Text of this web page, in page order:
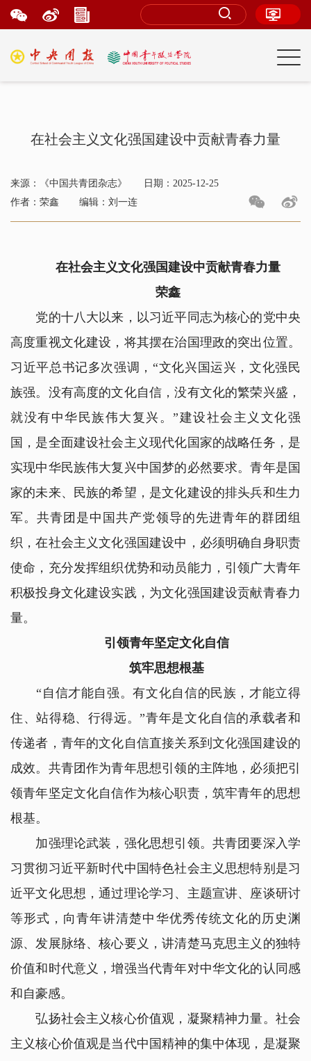
在社会主义文化强国建设中贡献青春力量
来源：《中国共青团杂志》
日期：2025-12-25
作者：荣鑫
编辑：刘一连
在社会主义文化强国建设中贡献青春力量
荣鑫
党的十八大以来，以习近平同志为核心的党中央
高度重视文化建设，将其摆在治国理政的突出位置。
习近平总书记多次强调，“文化兴国运兴，文化强民
族强。没有高度的文化自信，没有文化的繁荣兴盛，
就没有中华民族伟大复兴。”建设社会主义文化强
国，是全面建设社会主义现代化国家的战略任务，是
实现中华民族伟大复兴中国梦的必然要求。青年是国
家的未来、民族的希望，是文化建设的排头兵和生力
军。共青团是中国共产党领导的先进青年的群团组
织，在社会主义文化强国建设中，必须明确自身职责
使命，充分发挥组织优势和动员能力，引领广大青年
积极投身文化建设实践，为文化强国建设贡献青春力
量。
引领青年坚定文化自信
筑牢思想根基
“自信才能自强。有文化自信的民族，才能立得
住、站得稳、行得远。”青年是文化自信的承载者和
传递者，青年的文化自信直接关系到文化强国建设的
成效。共青团作为青年思想引领的主阵地，必须把引
领青年坚定文化自信作为核心职责，筑牢青年的思想
根基。
加强理论武装，强化思想引领。共青团要深入学
习贯彻习近平新时代中国特色社会主义思想特别是习
近平文化思想，通过理论学习、主题宣讲、座谈研讨
等形式，向青年讲清楚中华优秀传统文化的历史渊
源、发展脉络、核心要义，讲清楚马克思主义的独特
价值和时代意义，增强当代青年对中华文化的认同感
和自豪感。
弘扬社会主义核心价值观，凝聚精神力量。社会
主义核心价值观是当代中国精神的集中体现，是凝聚